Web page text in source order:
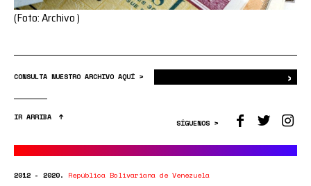
(Foto: Archivo )
CONSULTA NUESTRO ARCHIVO AQUÍ > ›
IR ARRIBA
SÍGUENOS >
2012 - 2020. República Bolivariana de Venezuela